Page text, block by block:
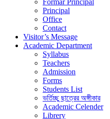
Formar Principal
Principal
Office
Contact
Visitor’s Message
Academic Department
Syllabus
Teachers
Admission
Forms
Students List
ভর্তিচ্ছু ছাত্রের অঙ্গীকার
Academic Celender
Librery